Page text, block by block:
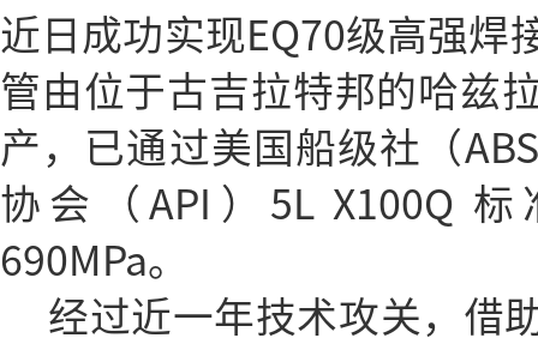
近日成功实现EQ70级高强焊
管由位于古吉拉特邦的哈兹
产，已通过美国船级社（
协会（API）5L X100Q
690MPa。
经过近一年技术攻关，借